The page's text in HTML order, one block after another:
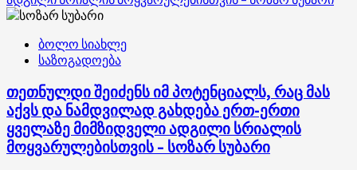
ბოლო სიახლე
საზოგადოება
თეთნულდი შეიძენს იმ პოტენციალს, რაც მას
აქვს და ნამდვილად გახდება ერთ-ერთი
ყველაზე მიმზიდველი ადგილი სრიალის
მოყვარულებისთვის – სოზარ სუბარი